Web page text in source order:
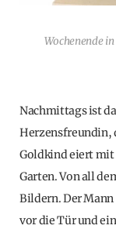
Wochenende
Nachmittags ist
Herzensfreundin,
Goldkind eiert mit
Garten. Von all
Bildern. Der
vor die Tür und